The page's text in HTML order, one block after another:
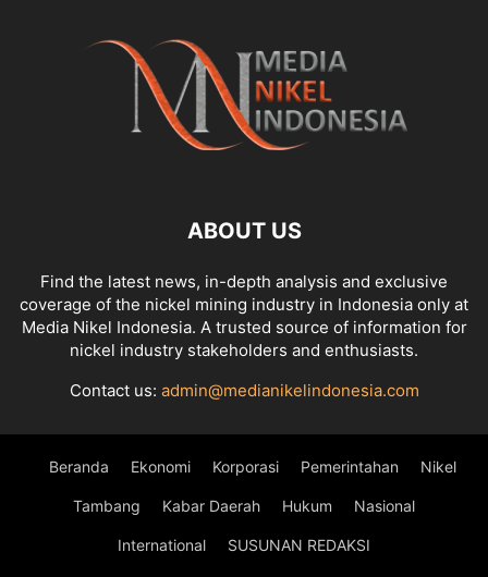
ABOUT US
Find the latest news, in-depth analysis and exclusive
coverage of the nickel mining industry in Indonesia only at
Media Nikel Indonesia. A trusted source of information for
nickel industry stakeholders and enthusiasts.
Contact us: admin@medianikelindonesia.com
Beranda Ekonomi Korporasi Pemerintahan Nikel
Tambang Kabar Daerah Hukum Nasional
International SUSUNAN REDAKSI